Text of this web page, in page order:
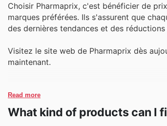
Choisir Pharmaprix, c'est bénéficier de
marques préférées. Ils s'assurent que
des dernières tendances et des
Visitez le site web de Pharmaprix dès
maintenant.
Read more
What kind of products can I